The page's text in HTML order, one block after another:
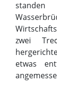
Aus der